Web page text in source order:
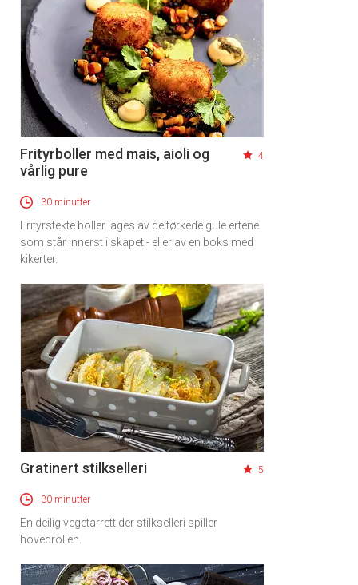
Frityrboller med mais, aioli og
vårlig pure
4
30 minutter
Frityrstekte boller lages av de tørkede gule ertene
som står innerst i skapet - eller av en boks med
kikerter.
Gratinert stilkselleri 5
30 minutter
En deilig vegetarrett der stilkselleri spiller
hovedrollen.